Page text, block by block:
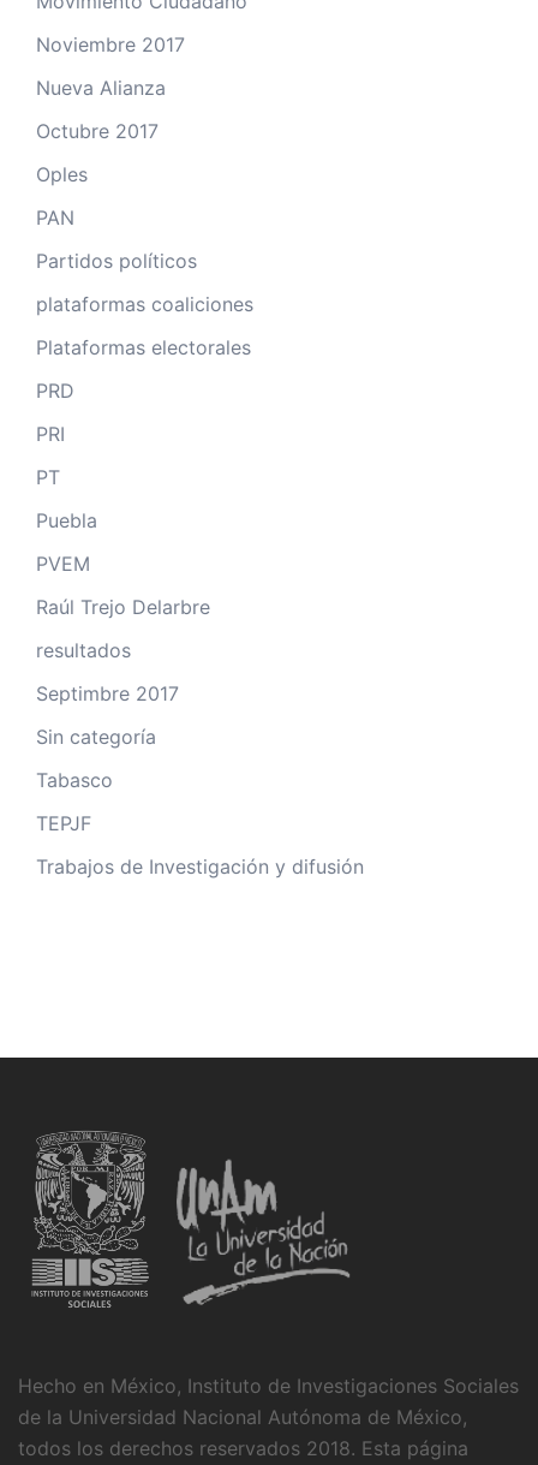
Noviembre 2017
Nueva Alianza
Octubre 2017
Oples
PAN
Partidos políticos
plataformas coaliciones
Plataformas electorales
PRD
PRI
PT
Puebla
PVEM
Raúl Trejo Delarbre
resultados
Septimbre 2017
Sin categoría
Tabasco
TEPJF
Trabajos de Investigación y difusión
Hecho en México, Instituto de Investigaciones Sociales
de la Universidad Nacional Autónoma de México,
todos los derechos reservados 2018. Esta página